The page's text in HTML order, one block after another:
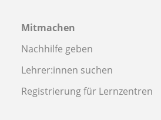
Mitmachen
Nachhilfe geben
Lehrer:innen suchen
Registrierung für Lernzentren